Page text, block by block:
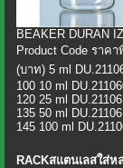
BEAKER DURAN
Product Code ราคา
(บาท) 5 ml
100 10 ml
120 25 ml
135 50 ml
145 100 ml
RACKสแตนเลสใส่ห